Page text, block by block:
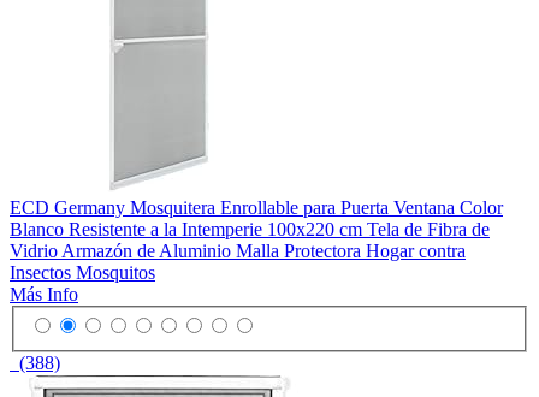
ECD Germany Mosquitera Enrollable para Puerta Ventana Color
Blanco Resistente a la Intemperie 100x220 cm Tela de Fibra de
Vidrio Armazón de Aluminio Malla Protectora Hogar contra
Insectos Mosquitos
Más Info
(388)